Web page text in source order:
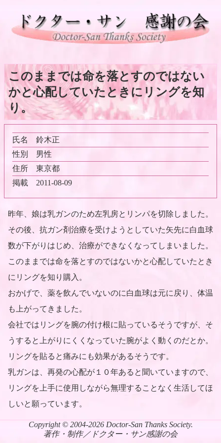
このままでは命を落とすのではない
かと心配していたときにリングを知
り。
氏名
鈴木正
性別
男性
住所
東京都
掲載
2011-08-09
昨年、娘は乳ガンのため左乳房とリンパを切除しました。
その後、抗ガン剤治療を受けようとしていた矢先に白血球
数が下がりはじめ、治療ができなくなってしまいました。
このままでは命を落とすのではないかと心配していたとき
にリングを知り購入。
おかげで、薬を飲んでいないのに白血球は元に戻り、体温
も上がってきました。
会社ではリングを腕の付け根に貼っているそうですが、そ
うすると上がりにくくなっていた腕がよく動くのだとか。
リングを貼ると痛みにも効果があるそうです。
乳ガンは、再発の心配が１０年あると聞いていますので、
リングを上手に使用しながら無理することなく生活してほ
しいと願っています。
Copyright © 2004-2026 Doctor-San Thanks Society.
著作・制作／ドクター・サン感謝の会